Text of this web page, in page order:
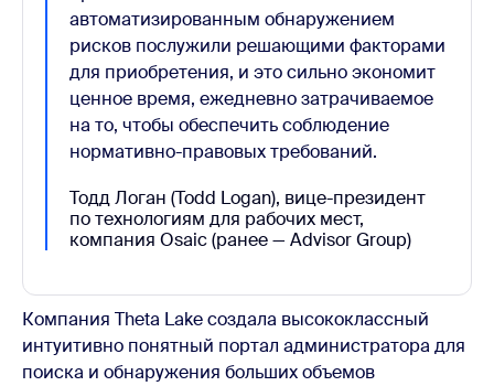
автоматизированным обнаружением
рисков послужили решающими факторами
для приобретения, и это сильно экономит
ценное время, ежедневно затрачиваемое
на то, чтобы обеспечить соблюдение
нормативно-правовых требований.
Тодд Логан (Todd Logan), вице-президент
по технологиям для рабочих мест,
компания Osaic (ранее — Advisor Group)
Компания Theta Lake создала высококлассный
интуитивно понятный портал администратора для
поиска и обнаружения больших объемов